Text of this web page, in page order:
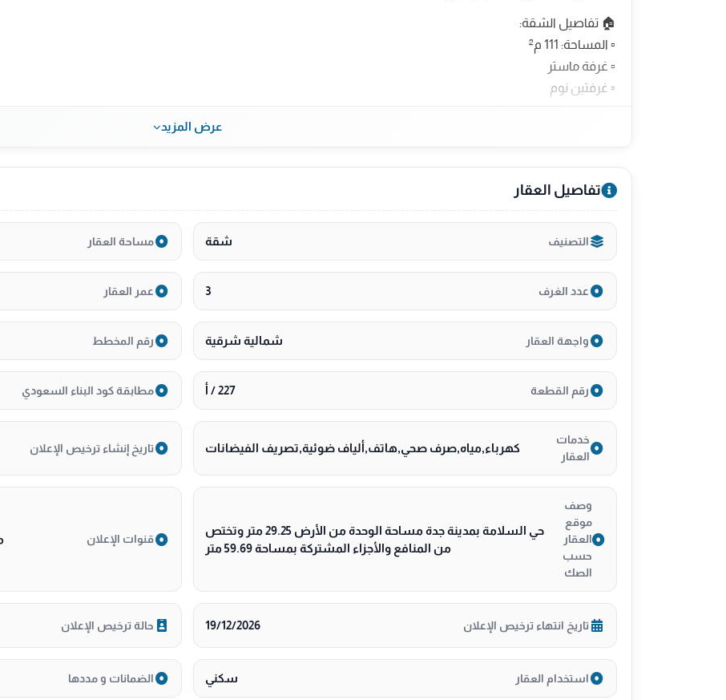
عرض المزيد
تفاصيل العقار
التصنيف شقة مساحة العقار
عدد الغرف 3 عمر العقار
واجهة العقار شمالية شرقية رقم المخطط
رقم القطعة 227 / أ مطابقة كود البناء السعودي
خدمات
العقار
كهرباء,مياه,صرف صحي,هاتف,ألياف ضوئية,تصريف الفيضانات تاريخ إنشاء ترخيص الإعلان
وصف
موقع
العقار
حسب
الصك
حي السلامة بمدينة جدة مساحة الوحدة من الأرض 29.25 متر وتختص
من المنافع والأجزاء المشتركة بمساحة 59.69 متر
قنوات الإعلان
تاريخ انتهاء ترخيص الإعلان 19/12/2026 حالة ترخيص الإعلان
استخدام العقار سكني الضمانات و مددها